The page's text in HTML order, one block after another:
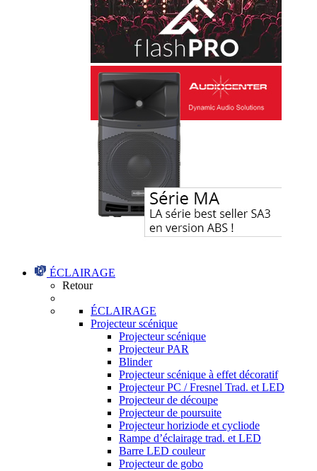
ÉCLAIRAGE
Retour
ÉCLAIRAGE
Projecteur scénique
Projecteur scénique
Projecteur PAR
Blinder
Projecteur scénique à effet décoratif
Projecteur PC / Fresnel Trad. et LED
Projecteur de découpe
Projecteur de poursuite
Projecteur horiziode et cycliode
Rampe d’éclairage trad. et LED
Barre LED couleur
Projecteur de gobo